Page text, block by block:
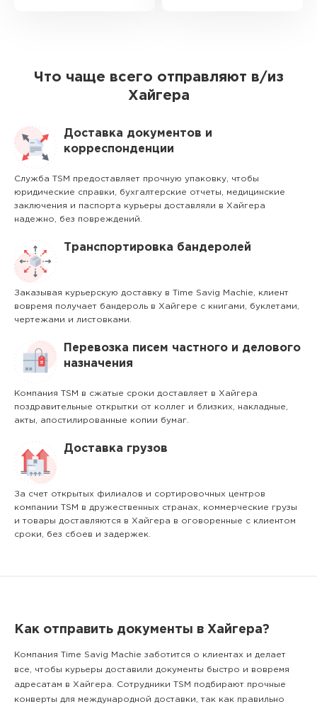
Что чаще всего отправляют в/из
Хайгера
Доставка документов и
корреспонденции
Служба TSM предоставляет прочную упаковку, чтобы
юридические справки, бухгалтерские отчеты, медицинские
заключения и паспорта курьеры доставляли в Хайгера
надежно, без повреждений.
Транспортировка бандеролей
Заказывая курьерскую доставку в Time Savig Machie, клиент
вовремя получает бандероль в Хайгере с книгами, буклетами,
чертежами и листовками.
Перевозка писем частного и делового
назначения
Компания TSM в сжатые сроки доставляет в Хайгера
поздравительные открытки от коллег и близких, накладные,
акты, апостилированные копии бумаг.
Доставка грузов
За счет открытых филиалов и сортировочных центров
компании TSM в дружественных странах, коммерческие грузы
и товары доставляются в Хайгера в оговоренные с клиентом
сроки, без сбоев и задержек.
Как отправить документы в Хайгера?
Компания Time Savig Machie заботится о клиентах и делает
все, чтобы курьеры доставили документы быстро и вовремя
адресатам в Хайгера. Сотрудники TSM подбирают прочные
конверты для международной доставки, так как правильно